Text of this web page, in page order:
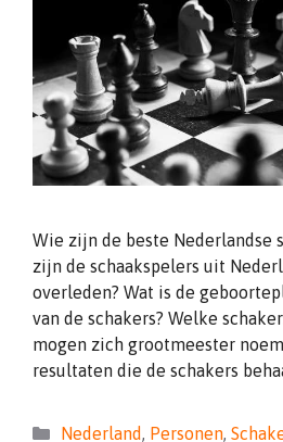
Wie zijn de beste Nederlandse
zijn de schaakspelers uit
overleden? Wat is de
van de schakers? Welke
mogen zich grootmeester
resultaten die de schakers
Categorieën
Nederland, Personen,